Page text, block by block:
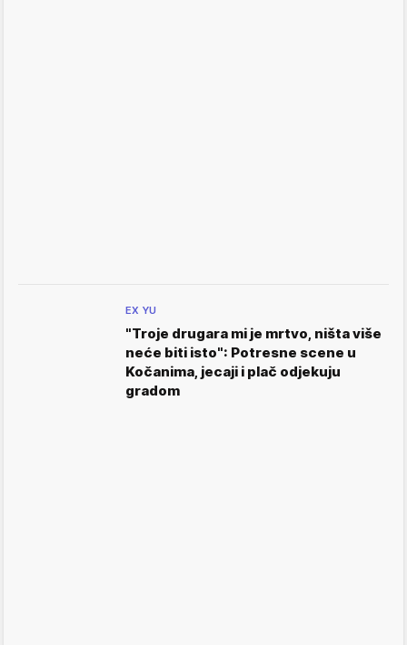
EX YU
"Troje drugara mi je mrtvo, ništa više
neće biti isto": Potresne scene u
Kočanima, jecaji i plač odjekuju
gradom